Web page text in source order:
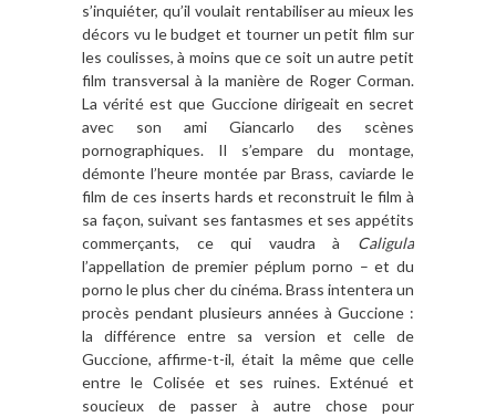
s’inquiéter, qu’il voulait rentabiliser au mieux les
décors vu le budget et tourner un petit film sur
les coulisses, à moins que ce soit un autre petit
film transversal à la manière de Roger Corman.
La vérité est que Guccione dirigeait en secret
avec son ami Giancarlo des scènes
pornographiques. Il s’empare du montage,
démonte l’heure montée par Brass, caviarde le
film de ces inserts hards et reconstruit le film à
sa façon, suivant ses fantasmes et ses appétits
commerçants, ce qui vaudra à Caligula
l’appellation de premier péplum porno – et du
porno le plus cher du cinéma. Brass intentera un
procès pendant plusieurs années à Guccione :
la différence entre sa version et celle de
Guccione, affirme-t-il, était la même que celle
entre le Colisée et ses ruines. Exténué et
soucieux de passer à autre chose pour